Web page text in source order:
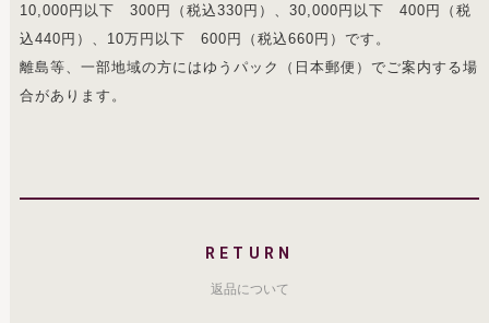
10,000円以下 300円（税込330円）、30,000円以下 400円（税
込440円）、10万円以下 600円（税込660円）です。
離島等、一部地域の方にはゆうパック（日本郵便）でご案内する場
合があります。
RETURN
返品について